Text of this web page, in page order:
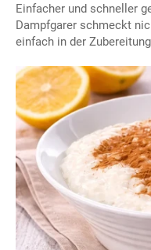
Einfacher und schneller
Dampfgarer schmeckt
einfach in der